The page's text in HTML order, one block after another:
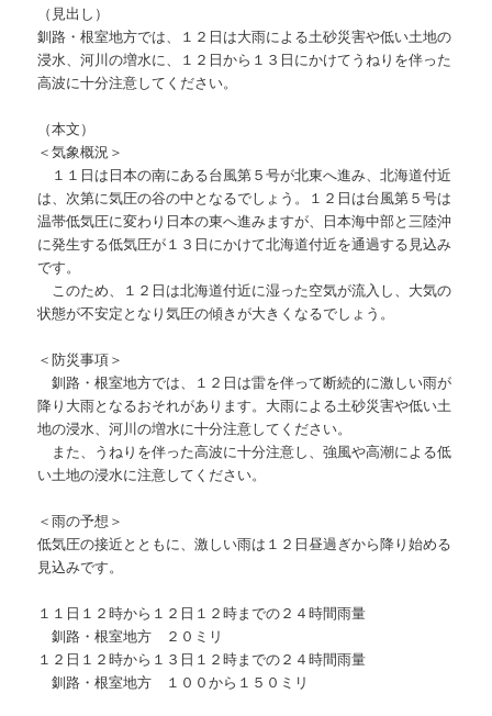
（見出し）
釧路・根室地方では、１２日は大雨による土砂災害や低い土地の
浸水、河川の増水に、１２日から１３日にかけてうねりを伴った
高波に十分注意してください。
（本文）
＜気象概況＞
１１日は日本の南にある台風第５号が北東へ進み、北海道付近
は、次第に気圧の谷の中となるでしょう。１２日は台風第５号は
温帯低気圧に変わり日本の東へ進みますが、日本海中部と三陸沖
に発生する低気圧が１３日にかけて北海道付近を通過する見込み
です。
このため、１２日は北海道付近に湿った空気が流入し、大気の
状態が不安定となり気圧の傾きが大きくなるでしょう。
＜防災事項＞
釧路・根室地方では、１２日は雷を伴って断続的に激しい雨が
降り大雨となるおそれがあります。大雨による土砂災害や低い土
地の浸水、河川の増水に十分注意してください。
また、うねりを伴った高波に十分注意し、強風や高潮による低
い土地の浸水に注意してください。
＜雨の予想＞
低気圧の接近とともに、激しい雨は１２日昼過ぎから降り始める
見込みです。
１１日１２時から１２日１２時までの２４時間雨量
釧路・根室地方 ２０ミリ
１２日１２時から１３日１２時までの２４時間雨量
釧路・根室地方 １００から１５０ミリ